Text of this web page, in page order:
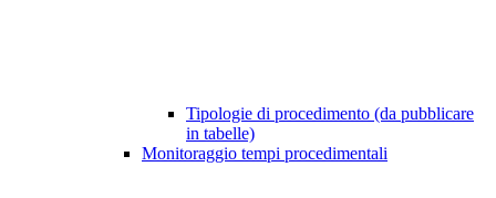
Tipologie di procedimento (da pubblicare
in tabelle)
Monitoraggio tempi procedimentali